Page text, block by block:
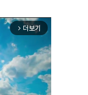
arrow_forward_ios 더보기